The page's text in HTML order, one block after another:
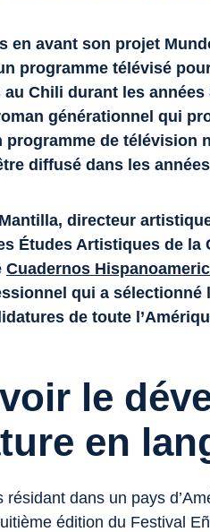
en avant son projet
programme télévisé
Chili durant les années
générationnel qui
programme de télévision
diffusé dans les
directeur
Études Artistiques de la
Cuadernos
qui a
de toute
le
en
résidant dans un pays
édition du Festival